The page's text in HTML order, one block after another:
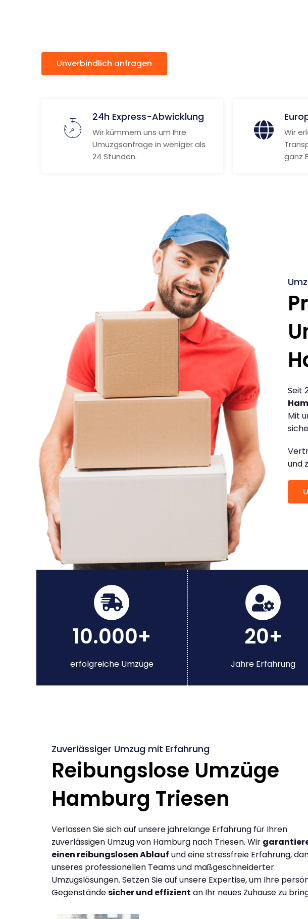
Unverbindlich anfragen
24h Express-Abwicklung
Wir kümmern uns um Ihre
Umuzgsanfrage in weniger als
24 Stunden.
Wir
ganz
Seit
Mit
und
10.000+
erfolgreiche Umzüge
20+
Jahre Erfahrung
Zuverlässiger Umzug mit Erfahrung
Reibungslose Umzüge
Hamburg Triesen
Verlassen Sie sich auf unsere jahrelange Erfahrung für Ihren
zuverlässigen Umzug von Hamburg nach Triesen. Wir
einen reibungslosen Ablauf und eine stressfreie Erfahrung,
unseres professionellen Teams und maßgeschneiderter
Umzugslösungen. Setzen Sie auf unsere Expertise, um Ihre
Gegenständesicher und effizient an Ihr neues Zuhause zu